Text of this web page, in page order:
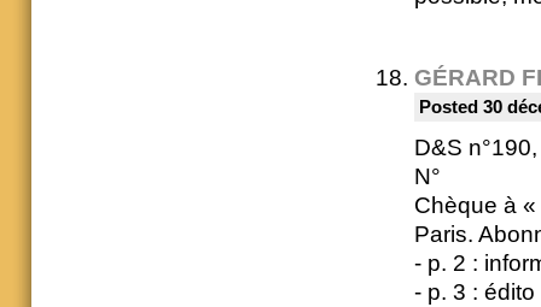
GÉRARD
Posted 30
D&S
N°
Chèque à
Paris.
- p. 2 :
- p. 3 : édito